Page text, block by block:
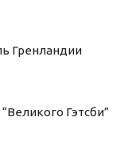
Гренландии
Гэтсби”